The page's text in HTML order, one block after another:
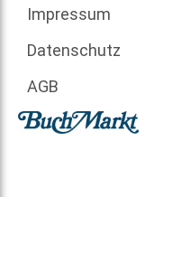
Impressum
Datenschutz
AGB